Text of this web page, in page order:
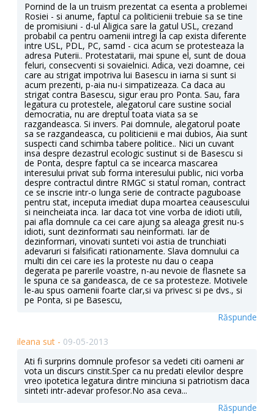
Pornind de la un truism prezentat ca esenta a problemei
Rosiei - si anume, faptul ca politicienii trebuie sa se tine
de promisiuni - d-ul Aligica sare la gatul USL, crezand
probabil ca pentru oamenii intregi la cap exista diferente
intre USL, PDL, PC, samd - cica acum se protesteaza la
adresa Puterii.. Protestatarii, mai spune el, sunt de doua
feluri, consecventi si sovaielnici. Adica, vezi doamne, cei
care au strigat impotriva lui Basescu in iarna si sunt si
acum prezenti, p-aia nu-i simpatizeaza. Ca daca au
strigat contra Basescu, sigur erau pro Ponta. Sau, fara
legatura cu protestele, alegatorul care sustine social
democratia, nu are dreptul toata viata sa se
razgandeasca. Si invers. Pai domnule, alegatorul poate
sa se razgandeasca, cu politicienii e mai dubios, Aia sunt
suspecti cand schimba tabere politice.. Nici un cuvant
insa despre dezastrul ecologic sustinut si de Basescu si
de Ponta, despre faptul ca se incearca mascarea
interesului privat sub forma interesului public, nici vorba
despre contractul dintre RMGC si statul roman, contract
ce se inscrie intr-o lunga serie de contracte paguboase
pentru stat, inceputa imediat dupa moartea ceausescului
si neincheiata inca. Iar daca tot vine vorba de idioti utili,
pai afla domnule ca cei care ajung sa aleaga gresit nu-s
idioti, sunt dezinformati sau neinformati. Iar de
dezinformari, vinovati sunteti voi astia de trunchiati
adevaruri si falsificati rationamente. Slava domnului ca
multi din cei care ies la proteste nu dau o ceapa
degerata pe parerile voastre, n-au nevoie de flasnete sa
le spuna ce sa gandeasca, de ce sa protesteze. Motivele
le-au spus oamenii foarte clar,si va privesc si pe dvs., si
pe Ponta, si pe Basescu,
Răspunde
ileana sut - 09-05-2013
Ati fi surprins domnule profesor sa vedeti citi oameni ar
vota un discurs cinstit.Sper ca nu predati elevilor despre
vreo ipotetica legatura dintre minciuna si patriotism daca
sinteti intr-adevar profesor.No asa ceva...
Răspunde